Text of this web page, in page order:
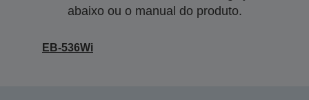
abaixo ou o manual do produto.
EB-536Wi